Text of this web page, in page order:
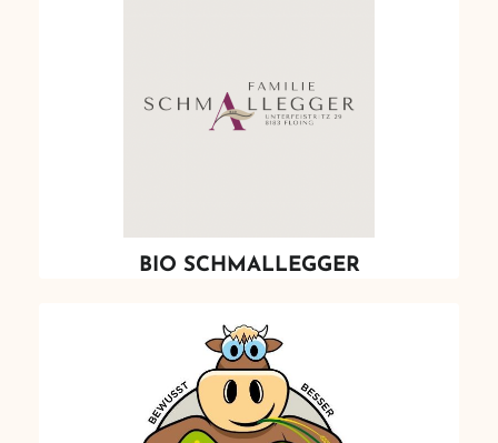
BIO SCHMALLEGGER